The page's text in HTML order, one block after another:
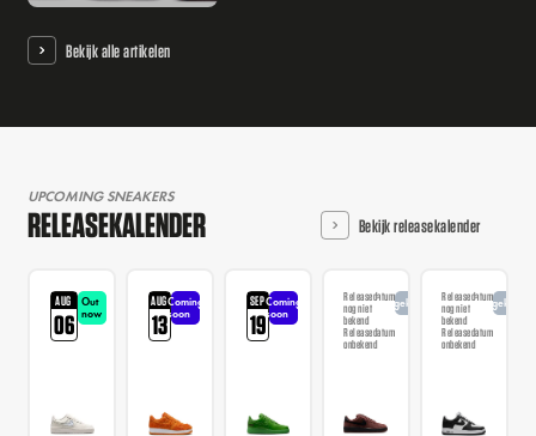
Bekijk alle artikelen
UPCOMING SNEAKERS
RELEASEKALENDER Bekijk releasekalender
AUG
06
Out
now
AUG
13
Coming
soon
SEP
19
Coming
soon
Releasedatum
nog niet
bekend
Releasedatum
onbekend
AangekondigdReleasedatum
nog niet
bekend
Releasedatum
onbekend